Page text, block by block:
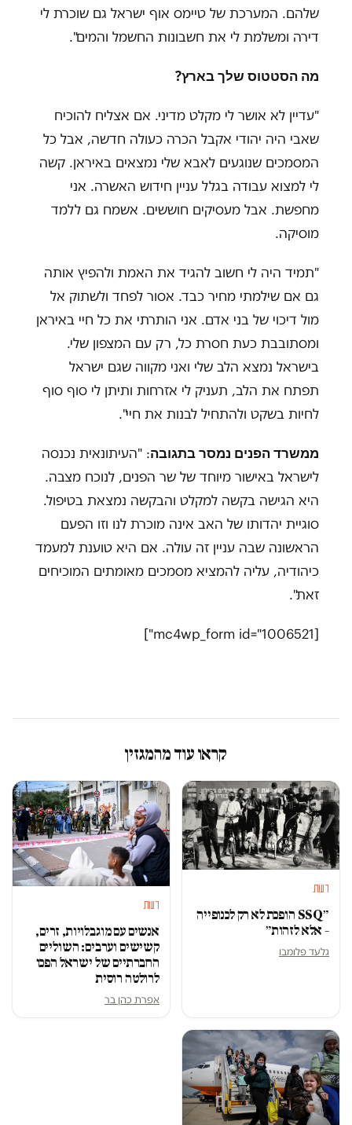
שלהם. המערכת של טיימס אוף ישראל גם שוכרת לי
דירה ומשלמת לי את חשבונות החשמל והמים".
מה הסטטוס שלך בארץ?
"עדיין לא אושר לי מקלט מדיני. אם אצליח להוכיח
שאבי היה יהודי אקבל הכרה כעולה חדשה, אבל כל
המסמכים שנוגעים לאבא שלי נמצאים באיראן. קשה
לי למצוא עבודה בגלל עניין חידוש האשרה. אני
מחפשת. אבל מעסיקים חוששים. אשמח גם ללמד
מוסיקה.
"תמיד היה לי חשוב להגיד את האמת ולהפיץ אותה
גם אם שילמתי מחיר כבד. אסור לפחד ולשתוק אל
מול דיכוי של בני אדם. אני הותרתי את כל חיי באיראן
ומסתובבת כעת חסרת כל, רק עם המצפון שלי.
בישראל נמצא הלב שלי ואני מקווה שגם ישראל
תפתח את הלב, תעניק לי אזרחות ותיתן לי סוף סוף
לחיות בשקט ולהתחיל לבנות את חיי".
ממשרד הפנים נמסר בתגובה: "העיתונאית נכנסה
לישראל באישור מיוחד של שר הפנים, לנוכח מצבה.
היא הגישה בקשה למקלט והבקשה נמצאת בטיפול.
סוגיית יהדותו של האב אינה מוכרת לנו וזו הפעם
הראשונה שבה עניין זה עולה. אם היא טוענת למעמד
כיהודיה, עליה להמציא מסמכים מאומתים המוכיחים
זאת".
[mc4wp_form id="1006521"]
קראו עוד מהמגזין
דעות
״SSQ הופכת לא רק לכנופייה
– אלא לזהות״
גלעד פלומבו
דעות
אנשים עם מוגבלויות, זרים,
קשישים וערבים: השוליים
החברתיים של ישראל הפכו
לרולטה רוסית
אפרת כהן בר